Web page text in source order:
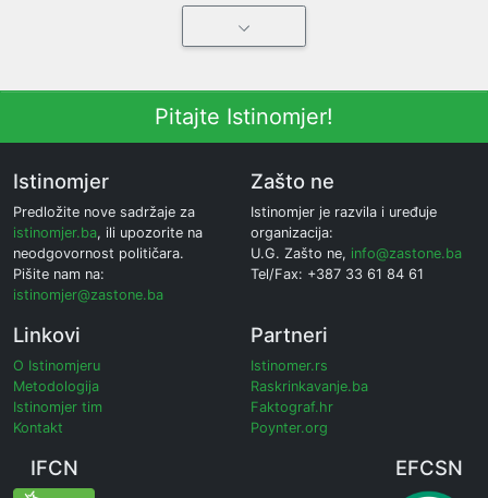
Pitajte Istinomjer!
Istinomjer
Predložite nove sadržaje za
istinomjer.ba, ili upozorite na
neodgovornost političara.
Pišite nam na:
istinomjer@zastone.ba
Zašto ne
Istinomjer je razvila i uređuje
organizacija:
U.G. Zašto ne, info@zastone.ba
Tel/Fax: +387 33 61 84 61
Linkovi
O Istinomjeru
Metodologija
Istinomjer tim
Kontakt
Partneri
Istinomer.rs
Raskrinkavanje.ba
Faktograf.hr
Poynter.org
IFCN EFCSN